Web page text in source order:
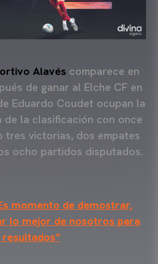
Alavés comparece en
de ganar al Elche CF en
Eduardo Coudet ocupan la
de la clasificación con once
tres victorias, dos empates
ocho partidos disputados.
momento de demostrar,
lo mejor de nosotros para